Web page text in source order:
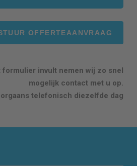
formulier invult nemen wij zo snel
mogelijk contact met u op.
telefonisch diezelfde dag